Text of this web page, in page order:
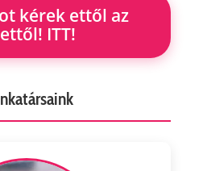
kérek ettől az
ITT!